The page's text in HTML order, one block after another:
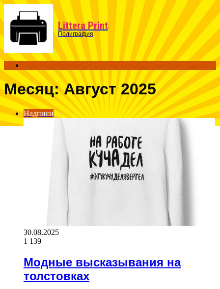
Menu
Littera Print
Полиграфия
for
Месяц:Август 2025
Надписи
30.08.2025
1 139
Модные высказывания на
толстовках